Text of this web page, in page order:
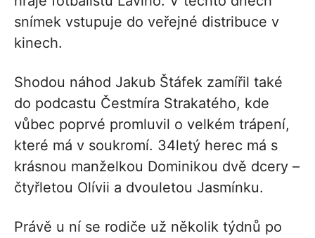
snímek vstupuje do veřejné distribuce v
kinech.
Shodou náhod Jakub Štáfek zamířil také
do podcastu Čestmíra Strakatého, kde
vůbec poprvé promluvil o velkém trápení,
které má v soukromí. 34letý herec má s
krásnou manželkou Dominikou dvě dcery –
čtyřletou Olívii a dvouletou Jasmínku.
Právě u ní se rodiče už několik týdnů po